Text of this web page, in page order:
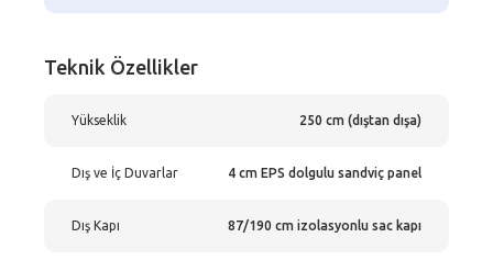
Teknik Özellikler
Yükseklik 250 cm (dıştan dışa)
Dış ve İç Duvarlar 4 cm EPS dolgulu sandviç panel
Dış Kapı 87/190 cm izolasyonlu sac kapı